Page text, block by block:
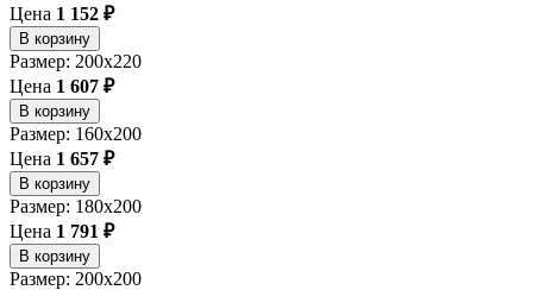
Цена 1 152 ₽
В корзину
Размер: 200x220
Цена 1 607 ₽
В корзину
Размер: 160x200
Цена 1 657 ₽
В корзину
Размер: 180x200
Цена 1 791 ₽
В корзину
Размер: 200x200